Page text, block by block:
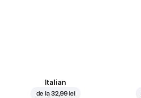
Italian
de la 32,99 lei